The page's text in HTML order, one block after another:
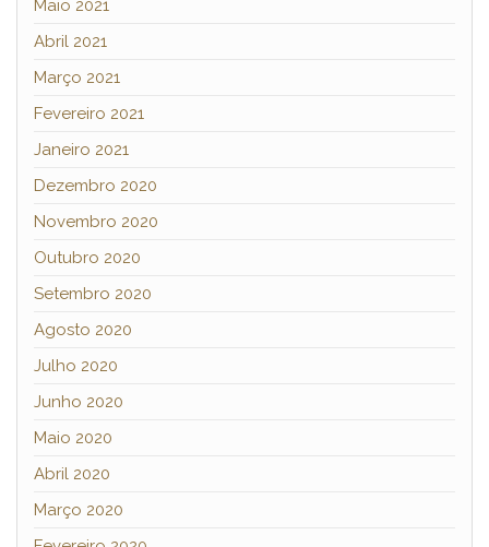
Maio 2021
Abril 2021
Março 2021
Fevereiro 2021
Janeiro 2021
Dezembro 2020
Novembro 2020
Outubro 2020
Setembro 2020
Agosto 2020
Julho 2020
Junho 2020
Maio 2020
Abril 2020
Março 2020